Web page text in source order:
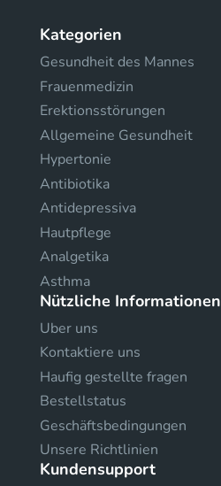
Kategorien
Gesundheit des Mannes
Frauenmedizin
Erektionsstörungen
Allgemeine Gesundheit
Hypertonie
Antibiotika
Antidepressiva
Hautpflege
Analgetika
Asthma
Nützliche Informationen
Uber uns
Kontaktiere uns
Haufig gestellte fragen
Bestellstatus
Geschäftsbedingungen
Unsere Richtlinien
Kundensupport